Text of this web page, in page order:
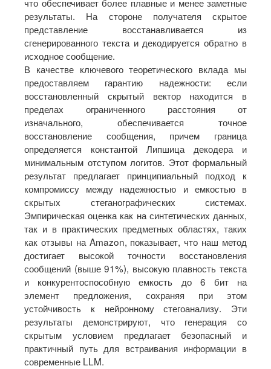
результаты. На стороне получателя скрытое
представление восстанавливается из
сгенерированного текста и декодируется обратно в
исходное сообщение.
В качестве ключевого теоретического вклада мы
предоставляем гарантию надежности: если
восстановленный скрытый вектор находится в
пределах ограниченного расстояния от
изначального, обеспечивается точное
восстановление сообщения, причем граница
определяется константой Липшица декодера и
минимальным отступом логитов. Этот формальный
результат предлагает принципиальный подход к
компромиссу между надежностью и емкостью в
скрытых стеганографических системах.
Эмпирическая оценка как на синтетических данных,
так и в практических предметных областях, таких
как отзывы на Amazon, показывает, что наш метод
достигает высокой точности восстановления
сообщений (выше 91%), высокую плавность текста
и конкурентоспособную емкость до 6 бит на
элемент предложения, сохраняя при этом
устойчивость к нейронному стегоанализу. Эти
результаты демонстрируют, что генерация со
скрытым условием предлагает безопасный и
практичный путь для встраивания информации в
современные LLM.